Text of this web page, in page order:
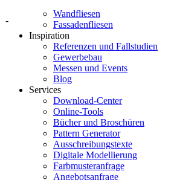
-
Wandfliesen
Fassadenfliesen
Inspiration
Referenzen und Fallstudien
Gewerbebau
Messen und Events
Blog
Services
Download-Center
Online-Tools
Bücher und Broschüren
Pattern Generator
Ausschreibungstexte
Digitale Modellierung
Farbmusteranfrage
Angebotsanfrage